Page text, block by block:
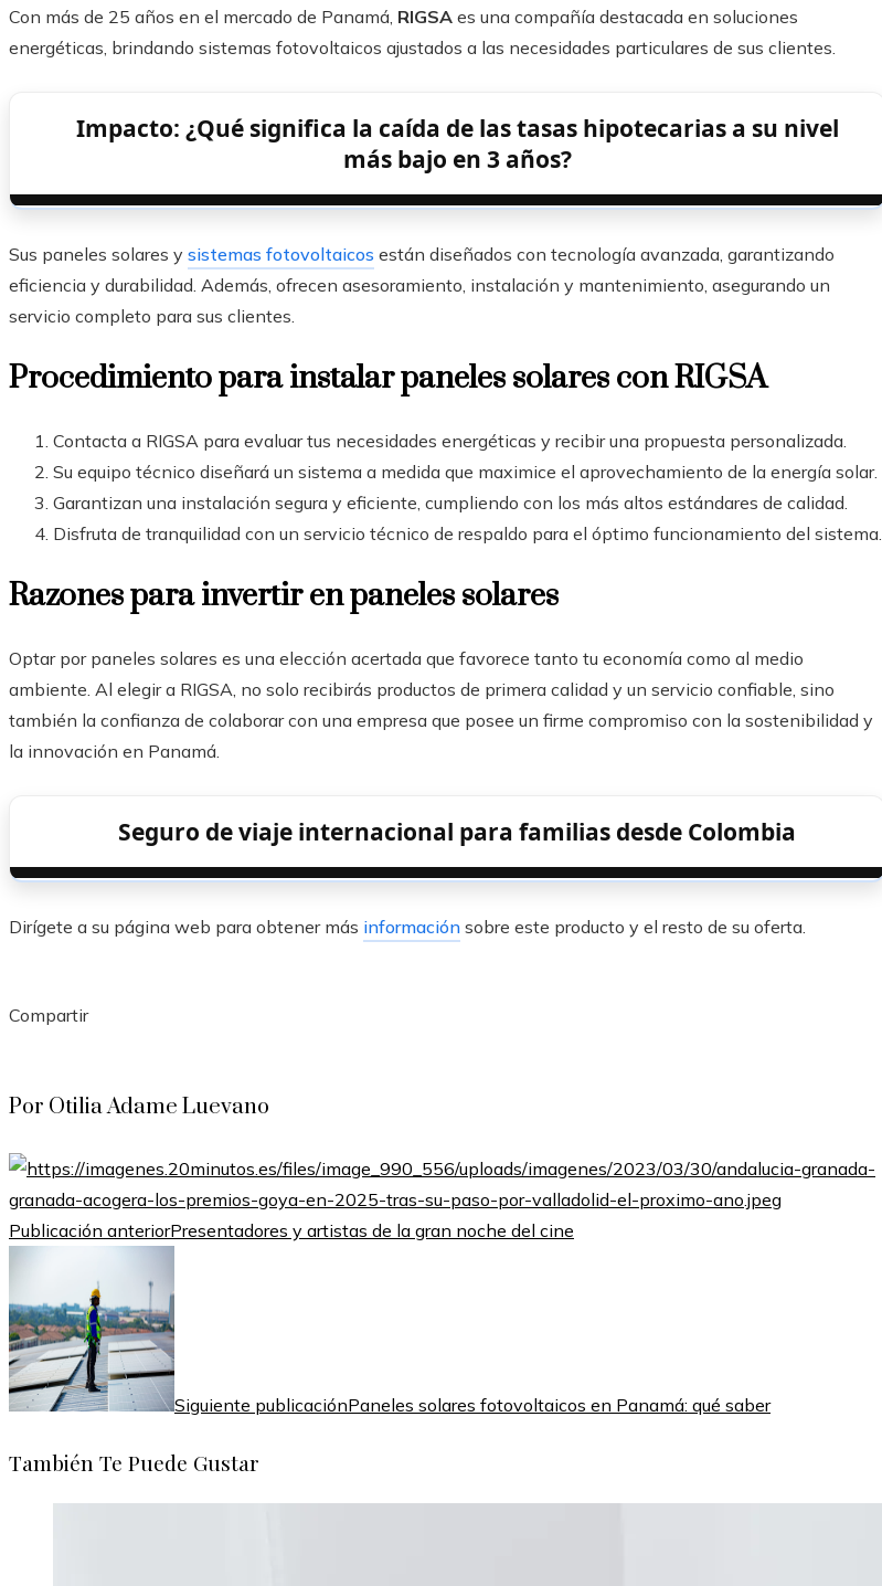
Con más de 25 años en el mercado de Panamá, RIGSA es una compañía destacada en soluciones
energéticas, brindando sistemas fotovoltaicos ajustados a las necesidades particulares de sus clientes.
Impacto: ¿Qué significa la caída de las tasas hipotecarias a su nivel
más bajo en 3 años?
Sus paneles solares y sistemas fotovoltaicos están diseñados con tecnología avanzada, garantizando
eficiencia y durabilidad. Además, ofrecen asesoramiento, instalación y mantenimiento, asegurando un
servicio completo para sus clientes.
Procedimiento para instalar paneles solares con RIGSA
Contacta a RIGSA para evaluar tus necesidades energéticas y recibir una propuesta personalizada.
Su equipo técnico diseñará un sistema a medida que maximice el aprovechamiento de la energía solar.
Garantizan una instalación segura y eficiente, cumpliendo con los más altos estándares de calidad.
Disfruta de tranquilidad con un servicio técnico de respaldo para el óptimo funcionamiento del sistema.
Razones para invertir en paneles solares
Optar por paneles solares es una elección acertada que favorece tanto tu economía como al medio
ambiente. Al elegir a RIGSA, no solo recibirás productos de primera calidad y un servicio confiable, sino
también la confianza de colaborar con una empresa que posee un firme compromiso con la sostenibilidad y
la innovación en Panamá.
Seguro de viaje internacional para familias desde Colombia
Dirígete a su página web para obtener más información sobre este producto y el resto de su oferta.
Compartir
Por Otilia Adame Luevano
Publicación anteriorPresentadores y artistas de la gran noche del cine
Siguiente publicaciónPaneles solares fotovoltaicos en Panamá: qué saber
También Te Puede Gustar